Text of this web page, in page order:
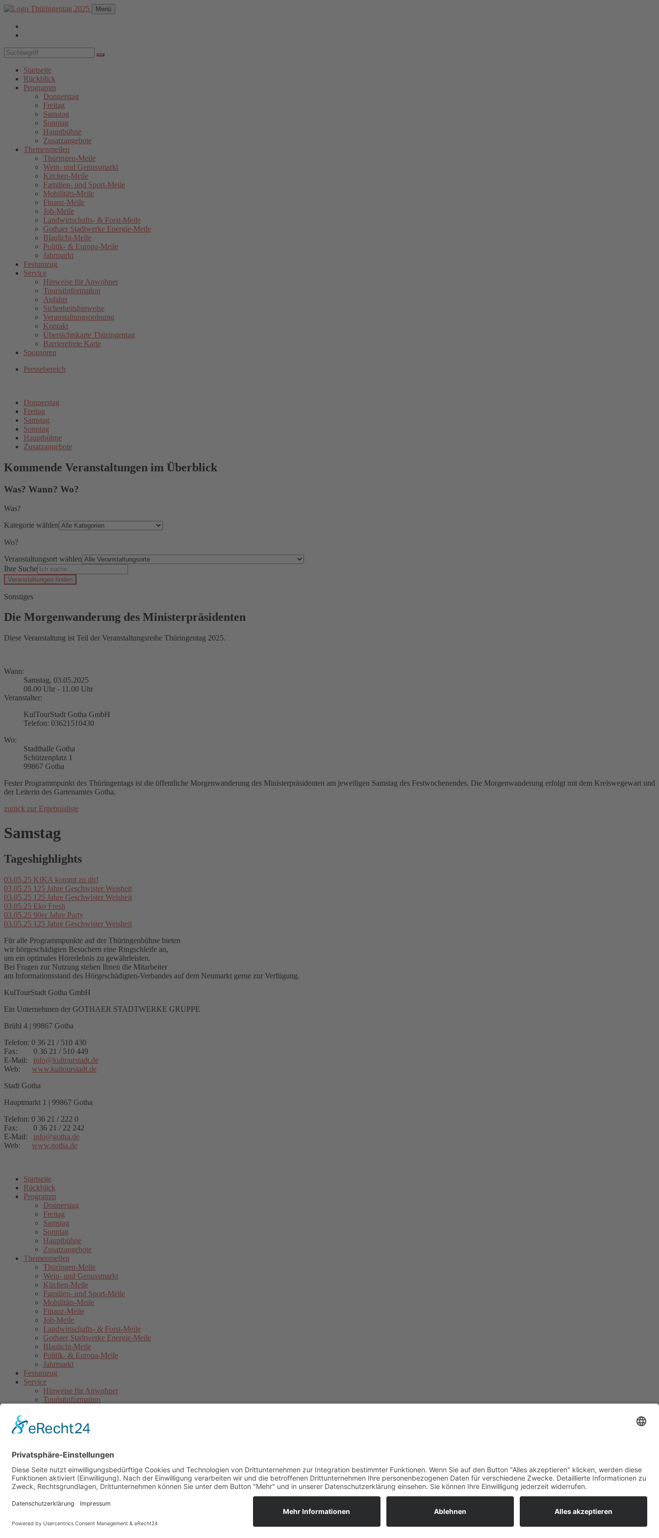
Menü
Startseite
Rückblick
Programm
Donnerstag
Freitag
Samstag
Sonntag
Hauptbühne
Zusatzangebote
Themenmeilen
Thüringen-Meile
Wein- und Genussmarkt
Kirchen-Meile
Familien- und Sport-Meile
Mobilitäts-Meile
Finanz-Meile
Job-Meile
Landwirtschafts- & Forst-Meile
Gothaer Stadtwerke Energie-Meile
Blaulicht-Meile
Politik- & Europa-Meile
Jahrmarkt
Festumzug
Service
Hinweise für Anwohner
Touristinformation
Anfahrt
Sicherheitshinweise
Veranstaltungsordnung
Kontakt
Übersichtskarte Thüringentag
Barrierefreie Karte
Sponsoren
Pressebereich
Donnerstag
Freitag
Samstag
Sonntag
Hauptbühne
Zusatzangebote
Kommende Veranstaltungen im Überblick
Was? Wann? Wo?
Was?
Kategorie wählen
Wo?
Veranstaltungsort wählen
Ihre Suche
Veranstaltungen finden
Sonstiges
Die Morgenwanderung des Ministerpräsidenten
Diese Veranstaltung ist Teil der Veranstaltungsreihe Thüringentag 2025.
Wann:
Samstag, 03.05.2025
08.00 Uhr - 11.00 Uhr
Veranstalter:
KulTourStadt Gotha GmbH
Telefon: 03621510430
Wo:
Stadthalle Gotha
Schützenplatz 1
99867 Gotha
Fester Programmpunkt des Thüringentags ist die öffentliche Morgenwanderung des Ministerpräsidenten am jeweiligen Samstag des Festwochenendes. Die Morgenwanderung erfolgt mit dem Kreiswegewart und
der Leiterin des Gartenamtes Gotha.
zurück zur Ergebnisliste
Samstag
Tageshighlights
03.05.25 KIKA kommt zu dir!
03.05.25 125 Jahre Geschwister Weisheit
03.05.25 125 Jahre Geschwister Weisheit
03.05.25 Eko Fresh
03.05.25 90er Jahre Party
03.05.25 125 Jahre Geschwister Weisheit
Für alle Programmpunkte auf der Thüringenbühne bieten
wir hörgeschädigten Besuchern eine Ringschleife an,
um ein optimales Hörerlebnis zu gewährleisten.
Bei Fragen zur Nutzung stehen Ihnen die Mitarbeiter
am Informationsstand des Hörgeschädigten-Verbandes auf dem Neumarkt gerne zur Verfügung.
KulTourStadt Gotha GmbH
Ein Unternehmen der GOTHAER STADTWERKE GRUPPE
Brühl 4 | 99867 Gotha
Telefon: 0 36 21 / 510 430
Fax: 0 36 21 / 510 449
E-Mail: info@kultourstadt.de
Web: www.kultourstadt.de
Stadt Gotha
Hauptmarkt 1 | 99867 Gotha
Telefon: 0 36 21 / 222 0
Fax: 0 36 21 / 22 242
E-Mail: info@gotha.de
Web: www.gotha.de
Startseite
Rückblick
Programm
Donnerstag
Freitag
Samstag
Sonntag
Hauptbühne
Zusatzangebote
Themenmeilen
Thüringen-Meile
Wein- und Genussmarkt
Kirchen-Meile
Familien- und Sport-Meile
Mobilitäts-Meile
Finanz-Meile
Job-Meile
Landwirtschafts- & Forst-Meile
Gothaer Stadtwerke Energie-Meile
Blaulicht-Meile
Politik- & Europa-Meile
Jahrmarkt
Festumzug
Service
Hinweise für Anwohner
Touristinformation
Veranstaltungsordnung
Kontakt
Barrierefreie Karte
Sponsoren
Pressebereich
Impressum
Kontakt
Cookie-Einstellungen